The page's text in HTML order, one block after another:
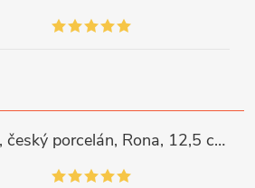
Miska na kompot, český porcelán, Rona, 12,5 cm, bílý, G. Benedikt